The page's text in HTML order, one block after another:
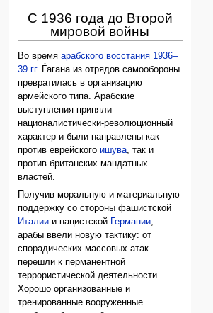
С 1936 года до Второй
мировой войны
Во времяарабского восстания 1936–
39 гг. Ѓагана из отрядов самообороны
превратилась в организацию
армейского типа. Арабские
выступления приняли
националистически-революционный
характер и были направлены как
против еврейскогоишува , так и
против британских мандатных
властей.
Получив моральную и материальную
поддержку со стороны фашистской
Италии и нацистской Германии,
арабы ввели новую тактику: от
спорадических массовых атак
перешли к перманентной
террористической деятельности.
Хорошо организованные и
тренированные вооруженные